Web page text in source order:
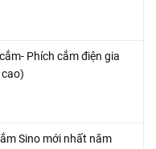
Phích cắm điện gia
Sino mới nhất năm